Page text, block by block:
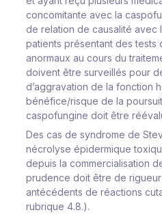
concomitante avec la
de relation de causalité avec
patients présentant des tests
anormaux au cours du
doivent être surveillés pour
d’aggravation de la fonction
bénéfice/risque de la
caspofungine doit être
Des cas de syndrome de
nécrolyse épidermique
depuis la commercialisation
prudence doit être de
antécédents de réactions
rubrique 4.8.).